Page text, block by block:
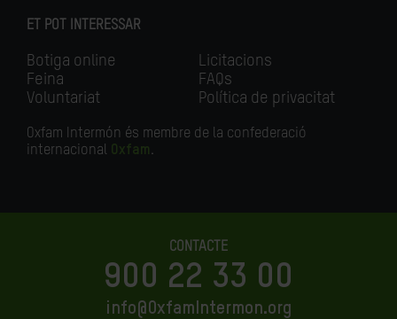
ET POT INTERESSAR
Botiga online
Feina
Voluntariat
Licitacions
FAQs
Política de privacitat
Oxfam Intermón és membre de la confederació
internacional Oxfam.
CONTACTE
900 22 33 00
info@OxfamIntermon.org